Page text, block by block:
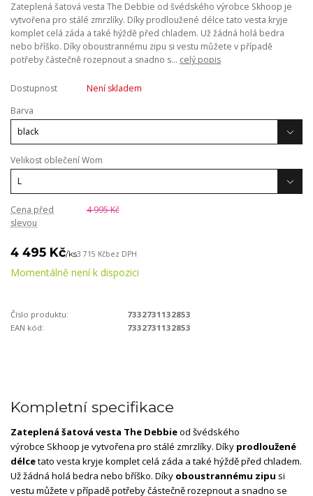
Zateplená šatová vesta The Debbie od švédského výrobce Skhoop je
vytvořena pro stálé zmrzlíky. Díky prodloužené délce tato vesta kryje
komplet celá záda a také hýždě před chladem. Už žádná holá bedra
nebo bříško. Díky oboustrannému zipu si vestu můžete v případě
potřeby částečně rozepnout a snadno s... celý popis
Dostupnost
Není skladem
Barva
Velikost oblečení Wom
Cena před
slevou
4 995 Kč
4 495 Kč/ks3 715 Kčbez DPH
Momentálně není k dispozici
Číslo produktu:
7332731132853
EAN kód:
7332731132853
Kompletní specifikace
Zateplená šatová vesta The Debbieod švédského
výrobce Skhoop je vytvořena pro stálé zmrzlíky. Díky prodloužené
délcetato vesta kryje komplet celá záda a také hýždě před chladem.
Už žádná holá bedra nebo bříško. Díky oboustrannému zipu si
vestu můžete v případě potřeby částečně rozepnout a snadno se